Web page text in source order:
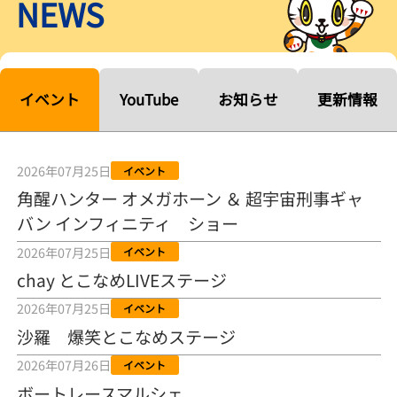
から攻める／とこなめボートレース
【常滑ボート・ルーキーＳ】宮崎心之介 うれしいデビュー初優勝
「このままＡ１になれるように」
2026年08月04日
ド！／常滑ボート
2026年08月04日
【ボートレース】「しょっぱいですね」初優勝の宮崎心之介が水神
祭で満面の笑み／常滑 - 日刊スポーツ
2026年08月04日
【ボート】とこなめルーキーＳ 宮崎心之介がデビューから１年９カ
月で初優勝
2026年08月04日
【ボートレース】12R優勝戦のスタート特訓実施 初Ｖ目指す宮崎心
之介の仕上がり上々／常滑 - 日刊スポーツ
NEWS
イベント YouTube お知らせ 更新情報
2026年07月25日 イベント
角醒ハンター オメガホーン ＆ 超宇宙刑事ギャ
バン インフィニティ ショー
2026年07月25日 イベント
chay とこなめLIVEステージ
2026年07月25日 イベント
沙羅 爆笑とこなめステージ
2026年07月26日 イベント